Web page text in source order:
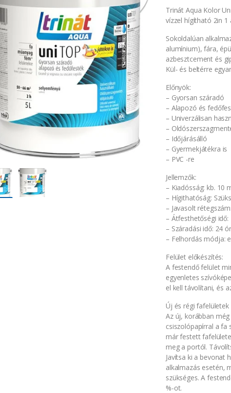
Trinát Aqua Kolor
vízzel hígítható 2in
Sokoldalúan
alumínium), fára,
azbesztcement és
Kül- és beltérre
Előnyök:
– Gyorsan száradó
– Alapozó és
– Univerzálisan
–
– Időjárásálló
– Gyermekjátékra is
– PVC -re
Jellemzők:
– Kiadósság: kb. 10
– Hígithatóság:
– Javasolt
– Átfesthetőségi idő:
– Száradási idő: 24
– Felhordás módja:
Felület előkészítés:
A festendő felület
egyenletes
el kell távolítani, és
Új és régi fafelületek
Az új, korábban
csiszolópapírral a fa
már festett
meg a portól.
Javítsa ki a bevonat
alkalmazás esetén,
szükséges. A
%-ot.